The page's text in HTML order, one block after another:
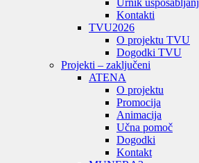
Urnik usposabljanj
Kontakti
TVU2026
O projektu TVU
Dogodki TVU
Projekti – zaključeni
ATENA
O projektu
Promocija
Animacija
Učna pomoč
Dogodki
Kontakt